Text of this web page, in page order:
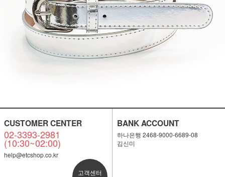
CUSTOMER CENTER
02-3393-2981
(10:30~02:00)
help@etcshop.co.kr
고객센터
BANK ACCOUNT
하나은행 2468-9000-6689-08
김신미